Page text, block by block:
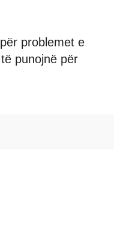
problemet e
punojnë për